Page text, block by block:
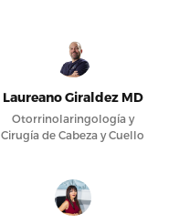
Laureano Giraldez MD
Otorrinolaringología y
Cirugía de Cabeza y Cuello